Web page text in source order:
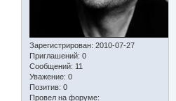
Зарегистрирован: 2010-07-27
Приглашений: 0
Сообщений: 11
Уважение: 0
Позитив: 0
Провел на форуме: